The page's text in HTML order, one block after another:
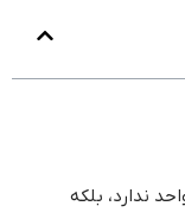
ندارد، بلکه